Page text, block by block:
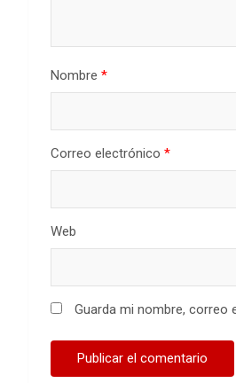
Nombre *
Correo electrónico *
Web
Guarda mi nombre, correo